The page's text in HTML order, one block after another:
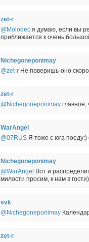
zet-r
@Molodec я думаю, если вы
приближается к очень
Nichegoneponimay
@zet-r Не поверишь-оно
zet-r
@Nichegoneponimay главное,
WarAngel
@07RUS Я тоже с юга
Nichegoneponimay
@WarAngel
Вот и
милости просим, к нам в гости)
svk
@Nichegoneponimay
zet-r